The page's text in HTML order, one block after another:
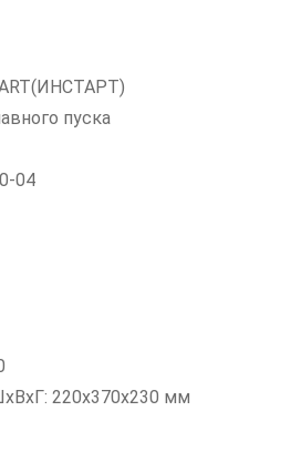
пуска
04
220x370x230 мм